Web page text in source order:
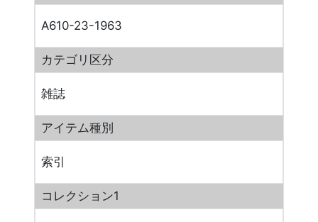
A610-23-1963
カテゴリ区分
雑誌
アイテム種別
索引
コレクション1